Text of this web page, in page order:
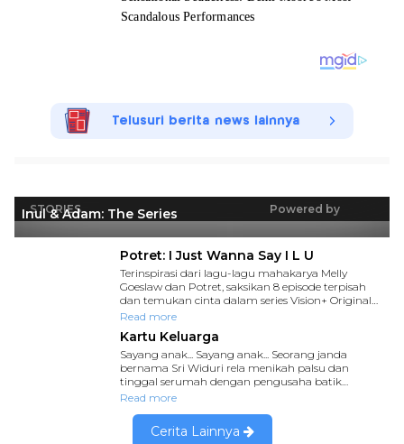
Telusuri berita news lainnya